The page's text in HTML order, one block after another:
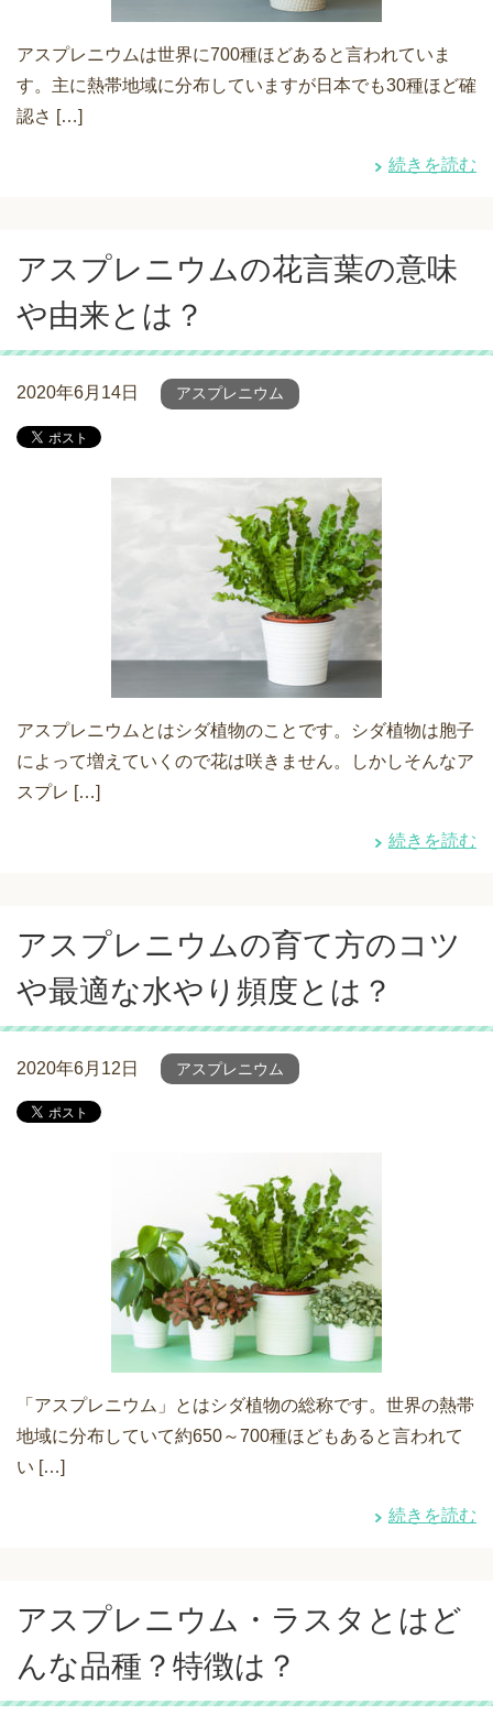
アスプレニウムは世界に700種ほどあると言われていま
す。主に熱帯地域に分布していますが日本でも30種ほど確
認さ […]
続きを読む
アスプレニウムの花言葉の意味
や由来とは？
2020年6月14日 アスプレニウム
アスプレニウムとはシダ植物のことです。シダ植物は胞子
によって増えていくので花は咲きません。しかしそんなア
スプレ […]
続きを読む
アスプレニウムの育て方のコツ
や最適な水やり頻度とは？
2020年6月12日 アスプレニウム
「アスプレニウム」とはシダ植物の総称です。世界の熱帯
地域に分布していて約650～700種ほどもあると言われて
い […]
続きを読む
アスプレニウム・ラスタとはど
んな品種？特徴は？